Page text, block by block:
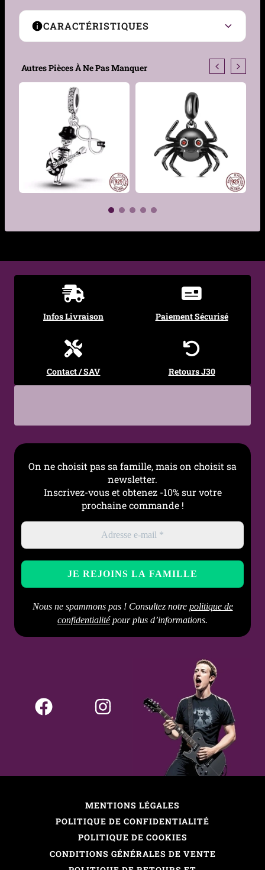
CARACTÉRISTIQUES
Type
Femme, Homme
Cœur ailé démoniaque
Matière Argent 925
Couleur Argent, Violet
Diamètre bélière
4 mm
Style
Gothique / Onirique /
Symbolique
Occasions
Quotidien / Cadeau /
Univers alternatif
Autres Pièces À Ne Pas Manquer
Infos Livraison Paiement Sécurisé
Contact / SAV Retours J30
On ne choisit pas sa famille, mais on choisit sa
newsletter.
Inscrivez-vous et obtenez -10% sur votre
prochaine commande !
Nous ne spammons pas ! Consultez notre politique de
confidentialitépour plus d’informations.
MENTIONS LÉGALES
POLITIQUE DE CONFIDENTIALITÉ
POLITIQUE DE COOKIES
CONDITIONS GÉNÉRALES DE VENTE